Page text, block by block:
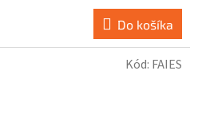
Do košíka
Kód: FAIES